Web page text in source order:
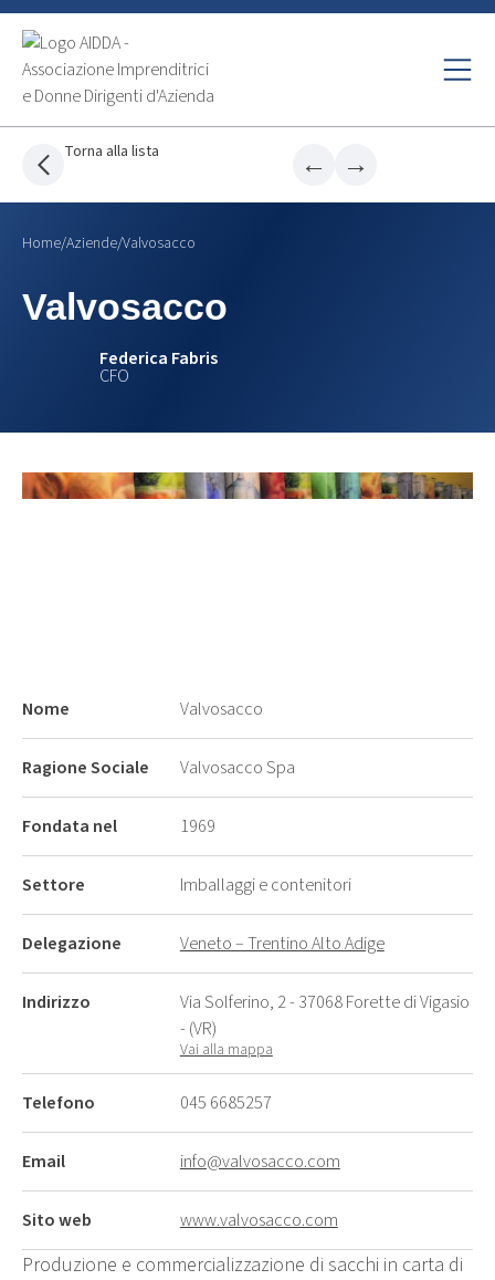
Torna alla lista ← →
Home/Aziende/Valvosacco
Valvosacco
Federica Fabris
CFO
Nome Valvosacco
Ragione Sociale Valvosacco Spa
Fondata nel 1969
Settore Imballaggi e contenitori
Delegazione Veneto – Trentino Alto Adige
Indirizzo
Via Solferino, 2 - 37068 Forette di Vigasio
- (VR)
Vai alla mappa
Telefono 045 6685257
Email info@valvosacco.com
Sito web www.valvosacco.com
Produzione e commercializzazione di sacchi in carta di